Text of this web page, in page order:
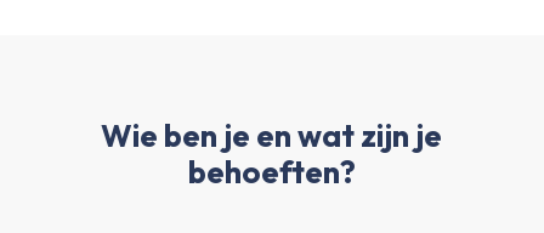
Wie ben je en wat zijn je
behoeften?